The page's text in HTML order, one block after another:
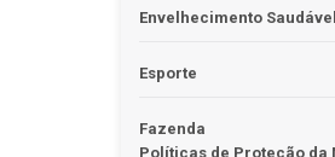
Envelhecimento
Esporte
Fazenda
Políticas de Proteção da